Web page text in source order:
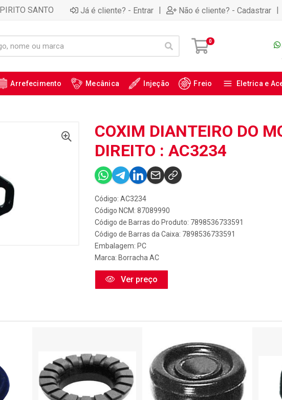
SANTO Já é cliente? - Entrar | Não é cliente? - Cadastrar |
0
Arrefecimento Mecânica Injeção Freio Eletrica e
COXIM DIANTEIRO DO
DIREITO : AC3234
Código: AC3234
Código NCM: 87089990
Código de Barras do Produto: 7898536733591
Código de Barras da Caixa: 7898536733591
Embalagem: PC
Marca: Borracha AC
Ver preço